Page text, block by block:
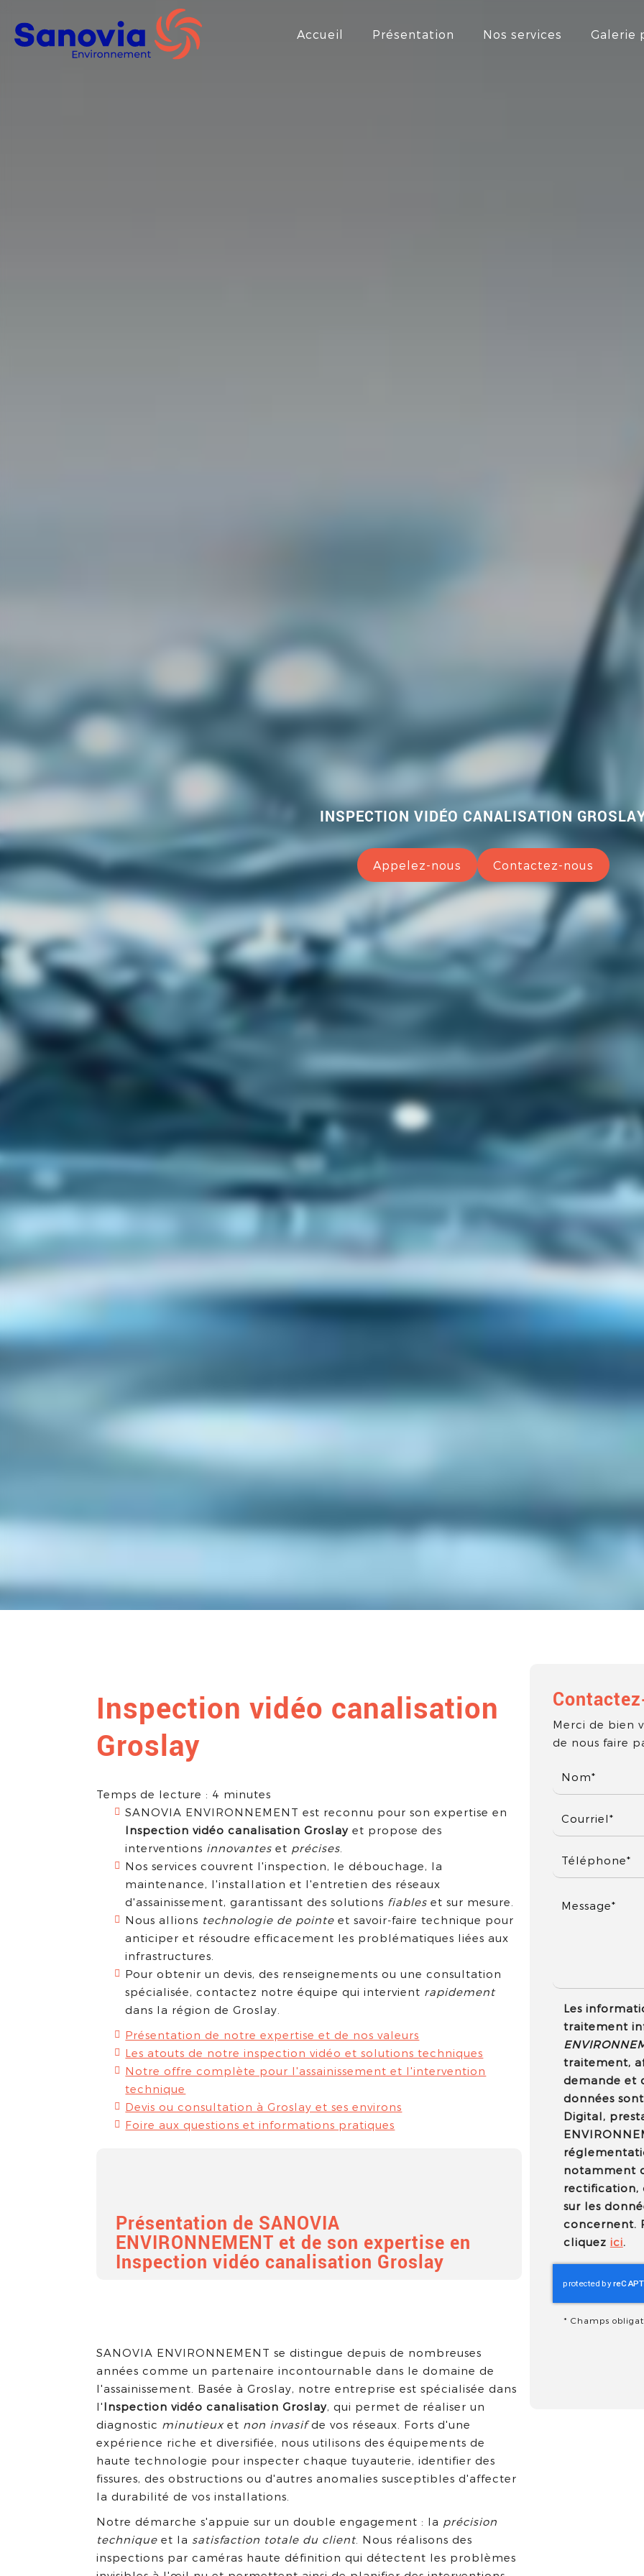
ENVIRONNEMENTAccueil Présentation Nos services Galerie
INSPECTION VIDÉO CANALISATION
Appelez-nous Contactez-nous
Inspection vidéo canalisation
Groslay
Temps de lecture : 4 minutes
SANOVIA ENVIRONNEMENT est reconnu pour son expertise en
Inspection vidéo canalisation Groslay et propose des
interventions innovantes et précises
Nos services couvrent l'inspection, le débouchage, la
maintenance, l'installation et l'entretien des réseaux
d'assainissement, garantissant des solutions fiables et sur mesure.
Nous allions technologie de pointe et savoir-faire technique pour
anticiper et résoudre efficacement les problématiques liées aux
infrastructures.
Pour obtenir un devis, des renseignements ou une consultation
spécialisée, contactez notre équipe qui intervient rapidement
dans la région de Groslay.
Présentation de notre expertise et de nos valeurs
Les atouts de notre inspection vidéo et solutions techniques
Notre offre complète pour l'assainissement et l'intervention
technique
Devis ou consultation à Groslay et ses environs
Foire aux questions et informations pratiques
Présentation de SANOVIA
ENVIRONNEMENT et de son expertise en
Inspection vidéo canalisation Groslay
SANOVIA ENVIRONNEMENT se distingue depuis de nombreuses
années comme un partenaire incontournable dans le domaine de
l'assainissement. Basée à Groslay, notre entreprise est spécialisée dans
l'Inspection vidéo canalisation Groslay, qui permet de réaliser un
diagnostic minutieux et non invasifde vos réseaux. Forts d'une
expérience riche et diversifiée, nous utilisons des équipements de
haute technologie pour inspecter chaque tuyauterie, identifier des
fissures, des obstructions ou d'autres anomalies susceptibles d'affecter
la durabilité de vos installations.
Notre démarche s'appuie sur un double engagement : la précision
technique et la satisfaction totale du client. Nous réalisons des
inspections par caméras haute définition qui détectent les problèmes
Merci de bien
de nous faire
Les
traitement
traitement,
demande et
données
Digital,
notamment
rectification,
sur les
concernent.
cliquez ici.
* Champs